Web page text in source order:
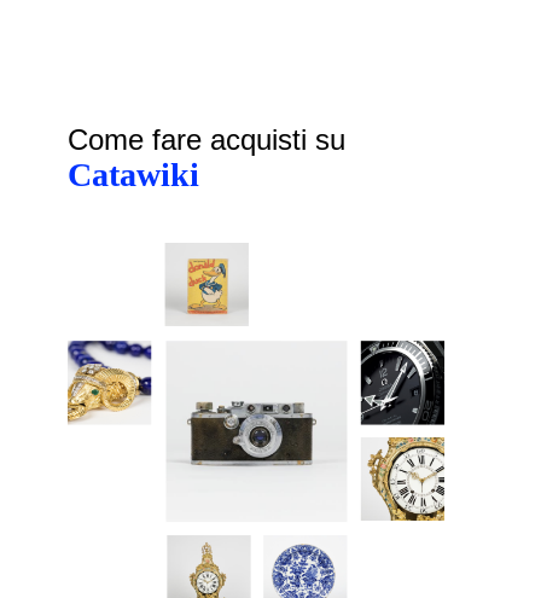
Come fare acquisti su
Catawiki